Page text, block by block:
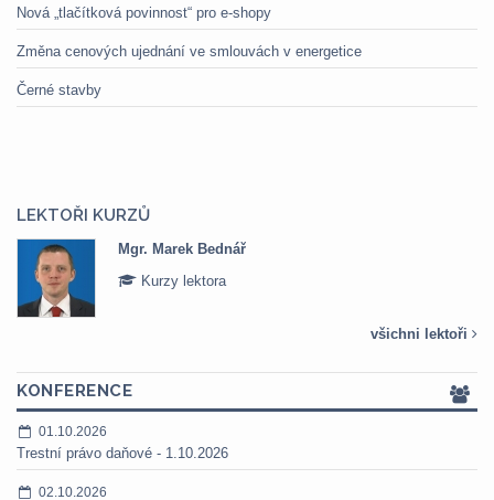
Nová „tlačítková povinnost“ pro e-shopy
Změna cenových ujednání ve smlouvách v energetice
Černé stavby
LEKTOŘI KURZŮ
Mgr. Marek Bednář
Kurzy lektora
všichni lektoři
KONFERENCE
01.10.2026
Trestní právo daňové - 1.10.2026
02.10.2026